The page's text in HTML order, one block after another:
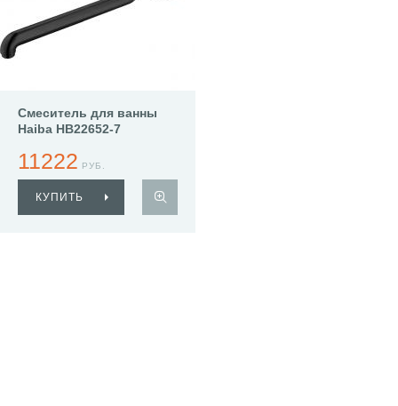
Смеситель для ванны
Haiba HB22652-7
11222 РУБ.
КУПИТЬ